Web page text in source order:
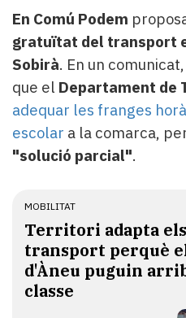
patrocinat
Lo
més
llegit...
Editorial
En Comú Podem
gratuïtat del transport
Sobirà. En un
que el Departament de
adequar les franges
escolar a la comarca,
"solució parcial".
MOBILITAT
Territori adapta
transport perquè
d'Àneu puguin
classe